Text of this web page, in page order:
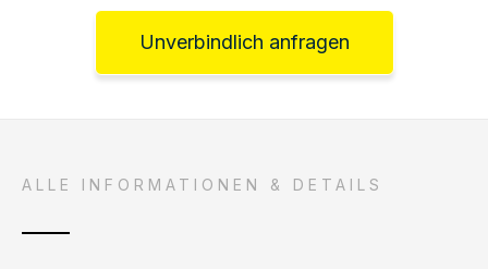
Unverbindlich anfragen
ALLE INFORMATIONEN & DETAILS